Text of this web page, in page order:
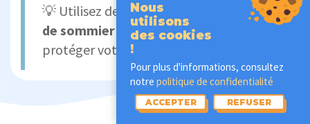
💡 Utilisez des
housses de matelas et
de sommier anti-punaises de lit
protéger votre lit.
Nous
utilisons
des cookies
!
Pour plus d'informations, consultez
notre politique de confidentialité
ACCEPTER REFUSER